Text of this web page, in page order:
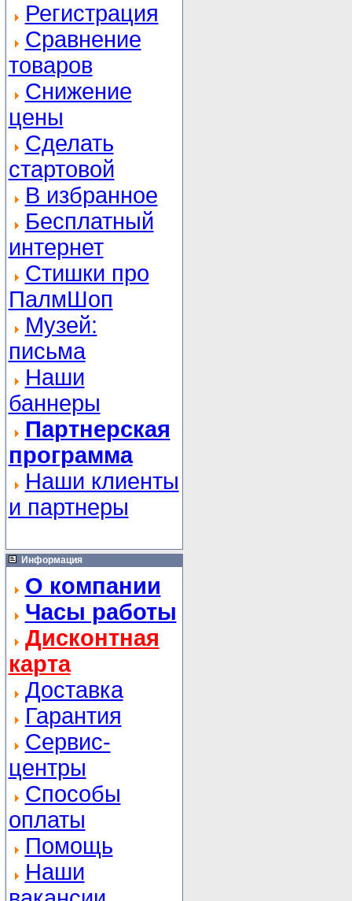
Регистрация
Сравнение
товаров
Снижение
цены
Сделать
стартовой
В избранное
Бесплатный
интернет
Стишки про
ПалмШоп
Музей:
письма
Наши
баннеры
Партнерская
программа
Наши клиенты
и партнеры
Информация
О компании
Часы работы
Дисконтная
карта
Доставка
Гарантия
Сервис-
центры
Способы
оплаты
Помощь
Наши